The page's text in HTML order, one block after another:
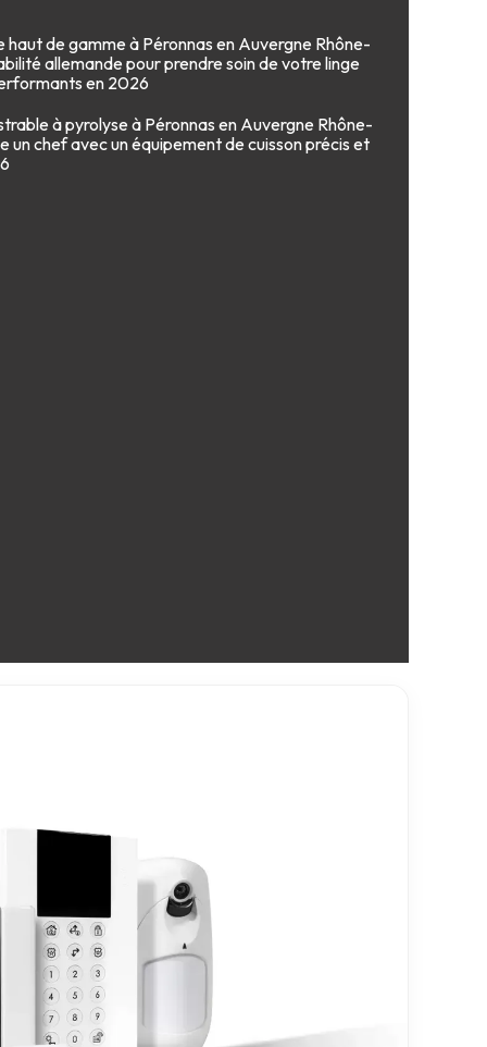
de gamme à Péronnas en Auvergne Rhône-
allemande pour prendre soin de votre linge
en 2026
à pyrolyse à Péronnas en Auvergne Rhône-
un chef avec un équipement de cuisson précis et